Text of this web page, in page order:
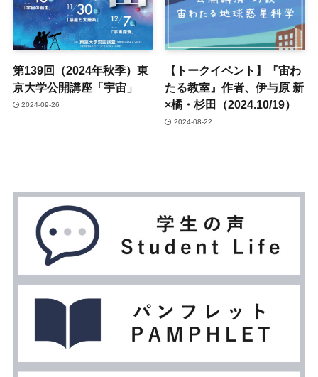
第139回（2024年秋季）東
京大学公開講座「宇宙」
2024-09-26
【トークイベント】『宙わ
たる教室』作者、伊与原 新
×橘・杉田（2024.10/19）
2024-08-22